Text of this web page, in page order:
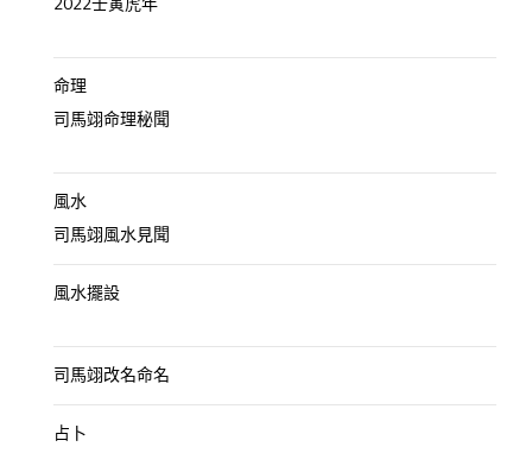
命理
司馬翊命理秘聞
風水
司馬翊風水見聞
風水擺設
司馬翊改名命名
占卜